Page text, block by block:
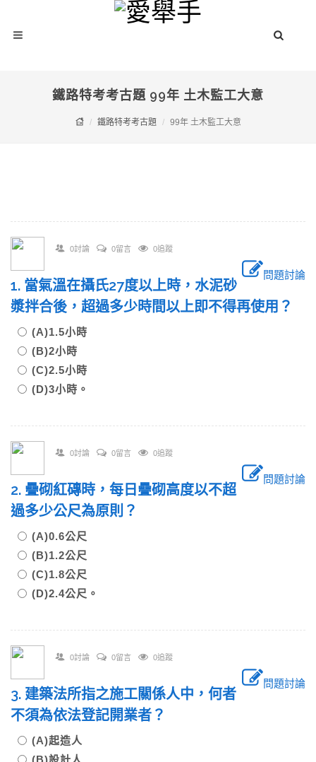
鐵路特考考古題 99年 土木監工大意
鐵路特考考古題 99年 土木監工大意
0討論 0留言 0追蹤
問題討論
1. 當氣溫在攝氏27度以上時，水泥砂
漿拌合後，超過多少時間以上即不得再使用？
(A)1.5小時
(B)2小時
(C)2.5小時
(D)3小時。
0討論 0留言 0追蹤
問題討論
2. 疊砌紅磚時，每日疊砌高度以不超
過多少公尺為原則？
(A)0.6公尺
(B)1.2公尺
(C)1.8公尺
(D)2.4公尺。
0討論 0留言 0追蹤
問題討論
3. 建築法所指之施工關係人中，何者
不須為依法登記開業者？
(A)起造人
(B)設計人